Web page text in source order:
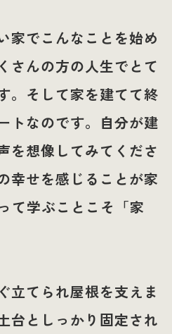
家でこんなことを始め
さんの方の人生でとて
。そして家を建てて終
トなのです。自分が建
を想像してみてくださ
幸せを感じることが家
て学ぶことこそ「家
立てられ屋根を支えま
台としっかり固定され